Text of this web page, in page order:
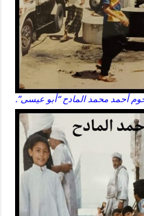
أحمد محمد المادح “أبو عيسى”.